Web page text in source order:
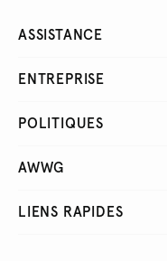
ASSISTANCE
ENTREPRISE
POLITIQUES
AWWG
LIENS RAPIDES